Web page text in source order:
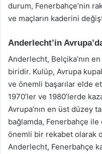
durum, Fenerbahçe’nin
ve maçların kaderini
Anderlecht’in
Anderlecht, Belçika’nın
biridir. Kulüp, Avrupa
ve önemli başarılar elde
1970’ler ve 1980’lerde
Avrupa’nın en üst düzey
bağlamda, Fenerbahçe ile
önemli bir rekabet olarak
Anderlecht, Fenerbahçe